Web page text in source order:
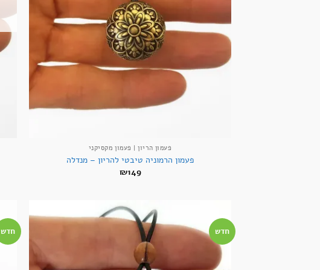
פעמון הריון | פעמון מקסיקני
פעמון הרמוניה טיבטי להריון – מנדלה
₪149
חדש חדש